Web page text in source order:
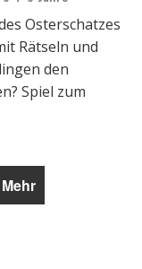
Osterschatzes
Rätseln und
den
Spiel zum
Mehr